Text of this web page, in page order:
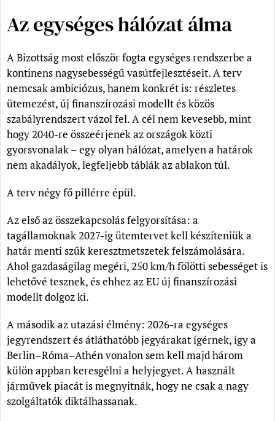
Az egységes hálózat álma
A Bizottság most először fogta egységes rendszerbe a
kontinens nagysebességű vasútfejlesztéseit. A terv
nemcsak ambiciózus, hanem konkrét is: részletes
ütemezést, új finanszírozási modellt és közös
szabályrendszert vázol fel. A cél nem kevesebb, mint
hogy 2040-re összeérjenek az országok közti
gyorsvonalak – egy olyan hálózat, amelyen a határok
nem akadályok, legfeljebb táblák az ablakon túl.
A terv négy fő pillérre épül.
Az első az összekapcsolás felgyorsítása: a
tagállamoknak 2027-ig ütemtervet kell készíteniük a
határ menti szűk keresztmetszetek felszámolására.
Ahol gazdaságilag megéri, 250 km/h fölötti sebességet is
lehetővé tesznek, és ehhez az EU új finanszírozási
modellt dolgoz ki.
A második az utazási élmény: 2026-ra egységes
jegyrendszert és átláthatóbb jegyárakat ígérnek, így a
Berlin–Róma–Athén vonalon sem kell majd három
külön appban keresgélni a helyjegyet. A használt
járművek piacát is megnyitnák, hogy ne csak a nagy
szolgáltatók diktálhassanak.